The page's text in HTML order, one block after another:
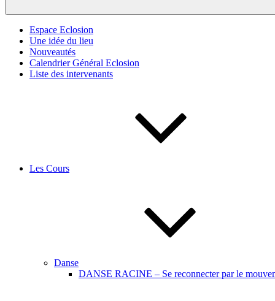
Espace Eclosion
Une idée du lieu
Nouveautés
Calendrier Général Eclosion
Liste des intervenants
Les Cours
Danse
DANSE RACINE – Se reconnecter par le